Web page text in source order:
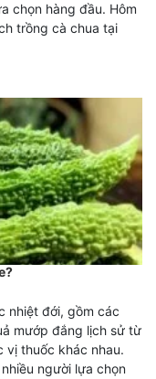
chọn hàng đầu. Hôm
trồng cà chua tại
nhiệt đới, gồm các
mướp đắng lịch sử từ
vị thuốc khác nhau.
người lựa chọn